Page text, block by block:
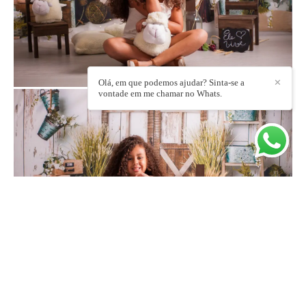
✕
Olá, em que podemos ajudar? Sinta-se a
vontade em me chamar no Whats.